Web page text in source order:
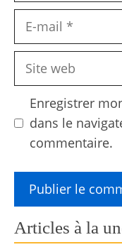
Site
Enregistrer
dans le
commentaire.
Articles à la